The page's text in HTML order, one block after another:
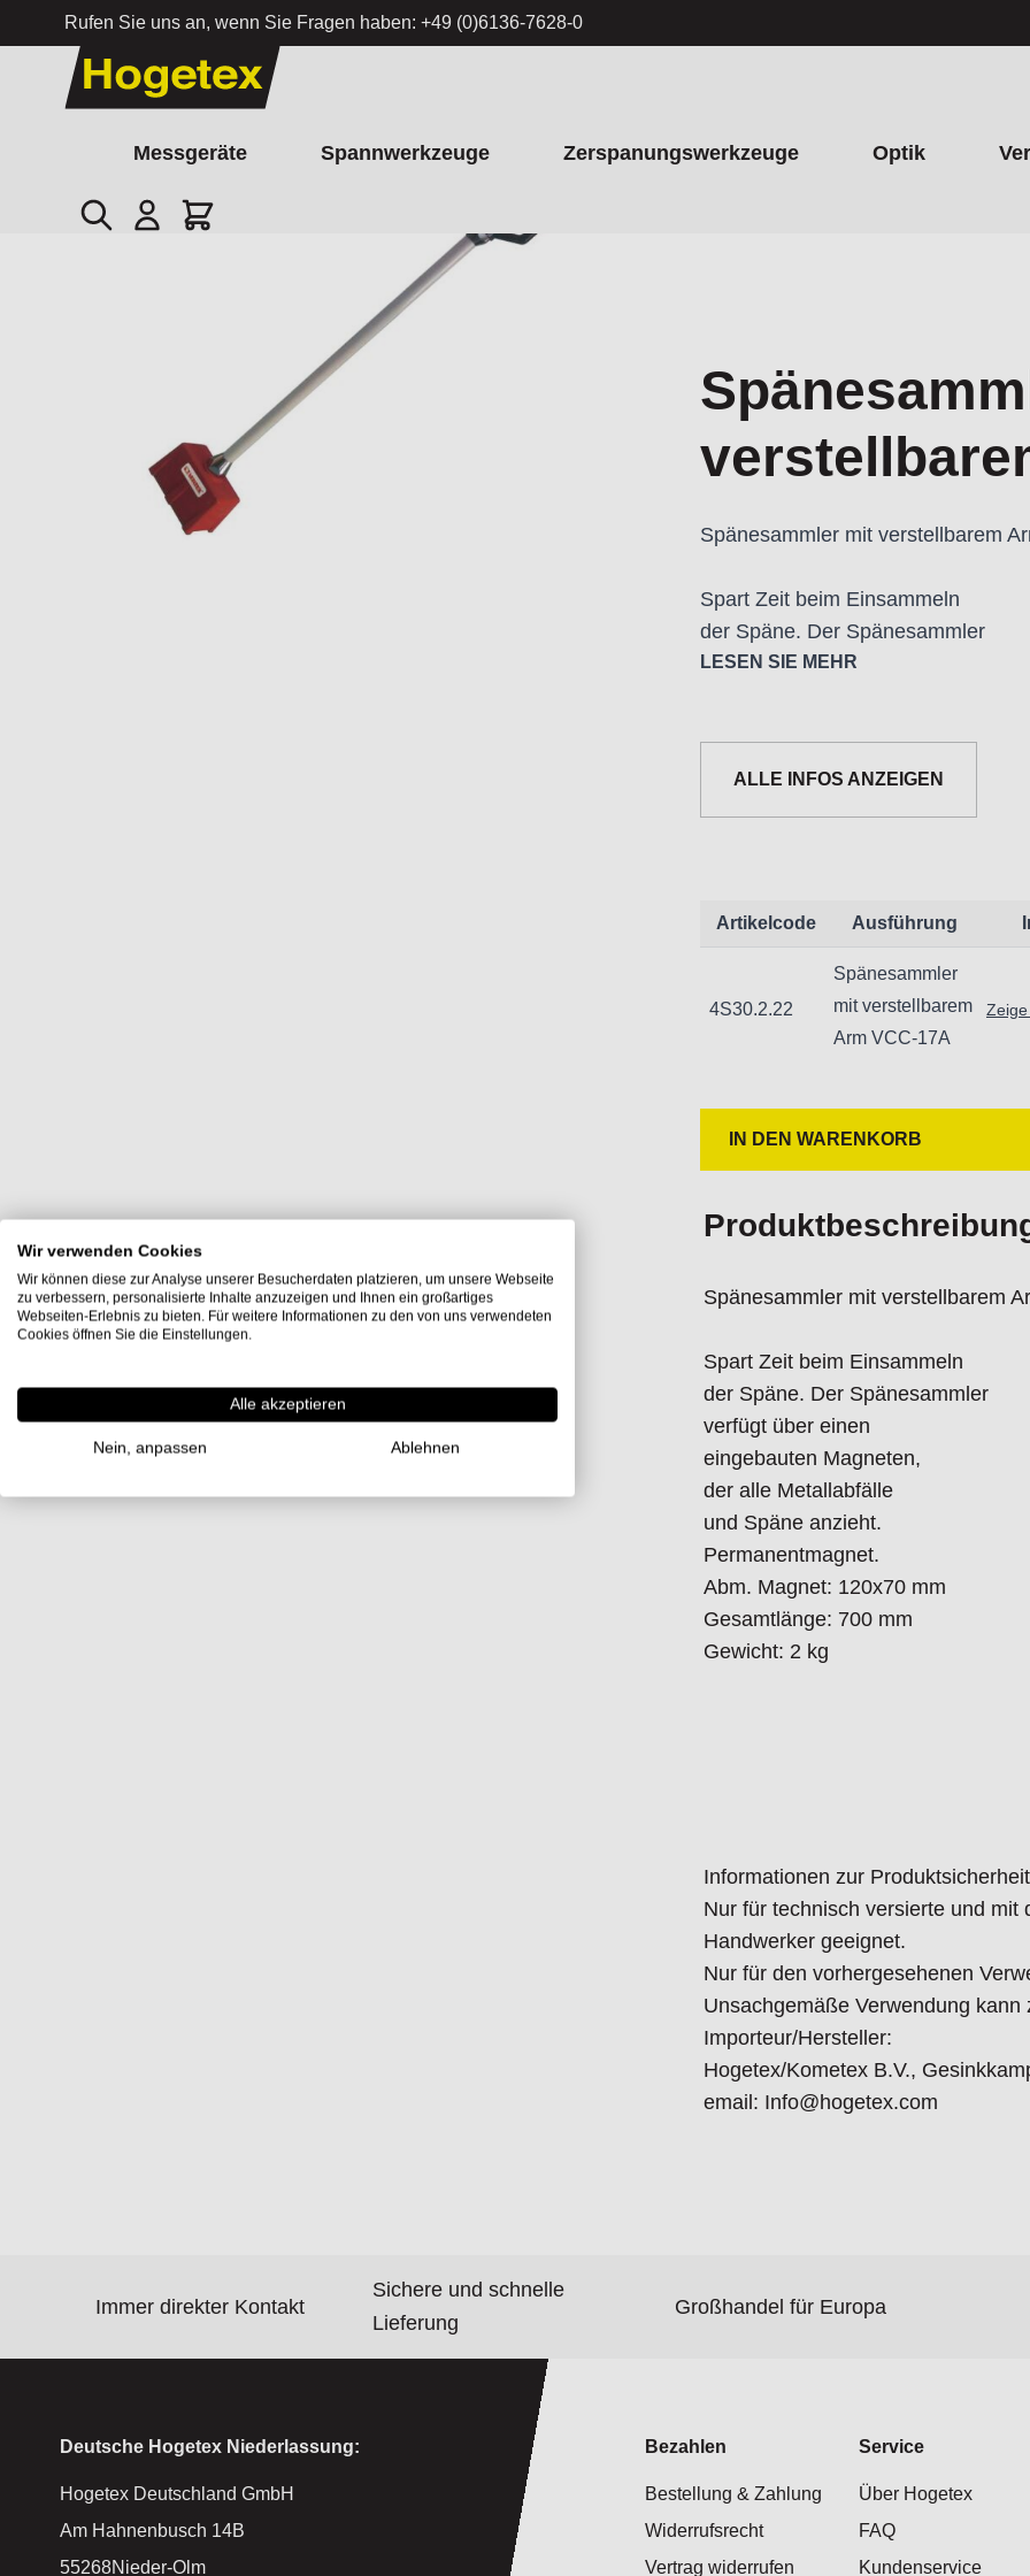
Rufen Sie uns an, wenn Sie Fragen haben: +49 (0)6136-7628-0
Zum Inhalt springen
Messgeräte Spannwerkzeuge Zerspanungswerkzeuge Optik
Suche Cart
Spänesammler mit verstellbarem Arm VCC-17A
Spänesammler mit verstellbarem
Spart Zeit beim Einsammeln
der Späne. Der Spänesammler
verfügt über einen
Permanentmagnet.
Abm. Magnet: 120x70 mm
Informationen zur
Nur für technisch versierte und mit
Nur für den vorhergesehenen
Unsachgemäße Verwendung kann
Hogetex/Kometex B.V.,
LESEN SIE MEHR
ALLE INFOS ANZEIGEN
Artikelcode Ausführung
4S30.2.22
Spänesammler
mit verstellbarem
Arm VCC-17A
IN DEN WARENKORB
Spänesammler mit verstellbarem
Spart Zeit beim Einsammeln
der Späne. Der Spänesammler
verfügt über einen
eingebauten Magneten,
der alle Metallabfälle
und Späne anzieht.
Permanentmagnet.
Abm. Magnet: 120x70 mm
Gesamtlänge: 700 mm
Gewicht: 2 kg
Informationen zur
Nur für technisch versierte und mit
Handwerker geeignet.
Nur für den vorhergesehenen
Unsachgemäße Verwendung
Importeur/Hersteller:
Hogetex/Kometex B.V.,
email: Info@hogetex.com
Immer direkter Kontakt
Sichere und schnelle
Lieferung
Großhandel für Europa
Deutsche Hogetex Niederlassung:
Hogetex Deutschland GmbH
Am Hahnenbusch 14B
55268Nieder-Olm
Bezahlen
Bestellung & Zahlung
Widerrufsrecht
Vertrag widerrufen
Service
Über Hogetex
FAQ
Kundenservice
Wir verwenden Cookies
Wir können diese zur Analyse unserer Besucherdaten platzieren, um unsere Webseite
zu verbessern, personalisierte Inhalte anzuzeigen und Ihnen ein großartiges
Webseiten-Erlebnis zu bieten. Für weitere Informationen zu den von uns verwendeten
Cookies öffnen Sie die Einstellungen.
Alle akzeptieren
Nein, anpassen Ablehnen